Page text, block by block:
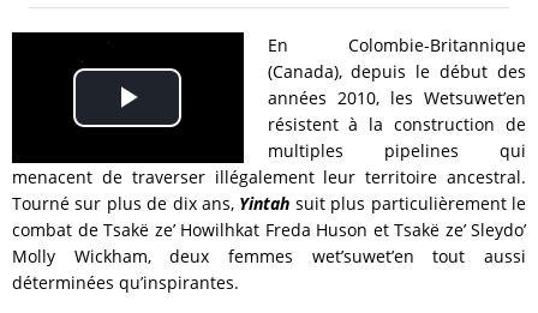
Play
Video
En Colombie-Britannique
(Canada), depuis le début des
années 2010, les Wetsuwet’en
résistent à la construction de
multiples pipelines qui
menacent de traverser illégalement leur territoire ancestral.
Tourné sur plus de dix ans, Yintah suit plus particulièrement le
combat de Tsakë ze’ Howilhkat Freda Huson et Tsakë ze’ Sleydo’
Molly Wickham, deux femmes wet’suwet’en tout aussi
déterminées qu’inspirantes.